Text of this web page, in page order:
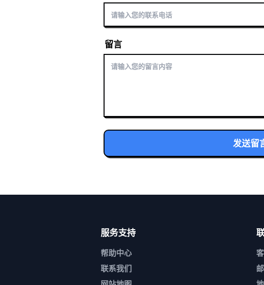
留言
发送留
服务支持
帮助中心
联系我们